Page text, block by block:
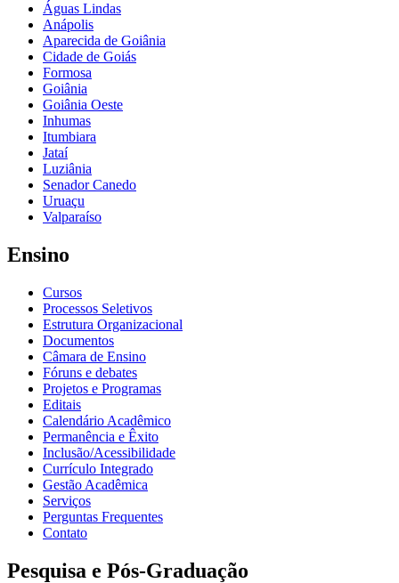
Águas Lindas
Anápolis
Aparecida de Goiânia
Cidade de Goiás
Formosa
Goiânia
Goiânia Oeste
Inhumas
Itumbiara
Jataí
Luziânia
Senador Canedo
Uruaçu
Valparaíso
Ensino
Cursos
Processos Seletivos
Estrutura Organizacional
Documentos
Câmara de Ensino
Fóruns e debates
Projetos e Programas
Editais
Calendário Acadêmico
Permanência e Êxito
Inclusão/Acessibilidade
Currículo Integrado
Gestão Acadêmica
Serviços
Perguntas Frequentes
Contato
Pesquisa e Pós-Graduação